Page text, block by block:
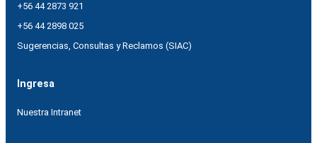
+56 44 2873 921
+56 44 2898 025
Sugerencias, Consultas y Reclamos (SIAC)
Ingresa
Nuestra Intranet